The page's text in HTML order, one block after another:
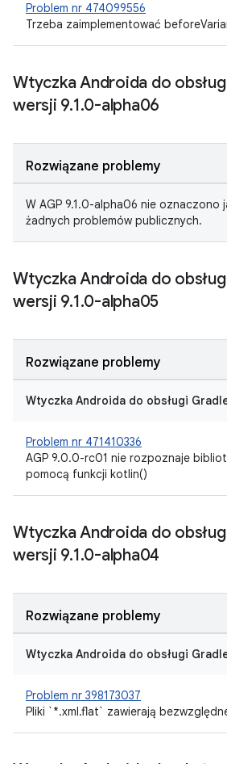
Problem nr 474099556
Trzeba zaimplementować
Wtyczka Androida do
wersji 9.1.0-alpha06
Rozwiązane problemy
W AGP 9.1.0-alpha06 nie oznaczono
żadnych problemów publicznych.
Wtyczka Androida do
wersji 9.1.0-alpha05
Rozwiązane problemy
Wtyczka Androida do obsługi
Problem nr 471410336
AGP 9.0.0-rc01 nie rozpoznaje
pomocą funkcji kotlin()
Wtyczka Androida do
wersji 9.1.0-alpha04
Rozwiązane problemy
Wtyczka Androida do obsługi
Problem nr 398173037
Pliki `*.xml.flat` zawierają